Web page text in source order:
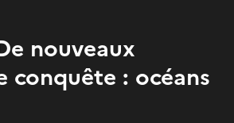
nouveaux
conquête : océans